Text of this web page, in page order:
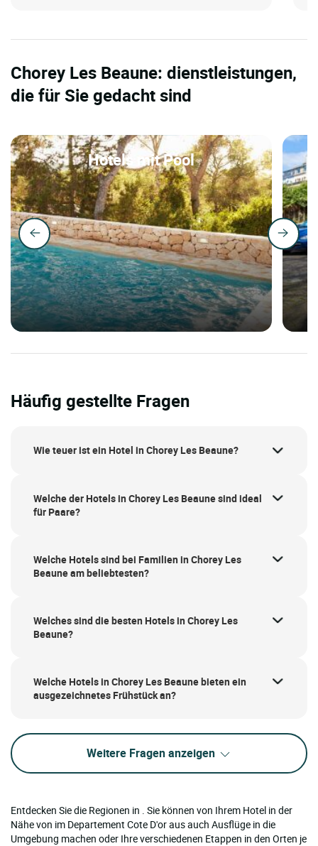
Chorey Les Beaune: dienstleistungen,
die für Sie gedacht sind
Hotels mit Pool
Häufig gestellte Fragen
Wie teuer ist ein Hotel in Chorey Les Beaune?
Welche der Hotels in Chorey Les Beaune sind ideal
für Paare?
Welche Hotels sind bei Familien in Chorey Les
Beaune am beliebtesten?
Welches sind die besten Hotels in Chorey Les
Beaune?
Welche Hotels in Chorey Les Beaune bieten ein
ausgezeichnetes Frühstück an?
Weitere Fragen anzeigen
Entdecken Sie die Regionen in . Sie können von Ihrem Hotel in der
Nähe von im Departement Cote D'or aus auch Ausflüge in die
Umgebung machen oder Ihre verschiedenen Etappen in den Orten je